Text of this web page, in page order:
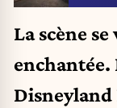
La scène
enchantée.
Disneyland